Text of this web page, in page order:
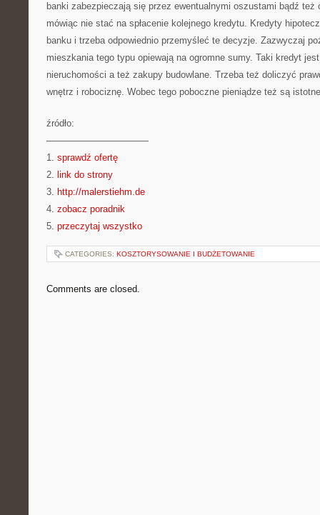
banki zabezpieczają się przez ewentualnymi oszustami bądź
mówiąc nie stać na spłacenie kolejnego kredytu. Kredyty
banku i trzeba odpowiednio przemyśleć te decyzje. Zazwyczaj
mieszkania tego typu opiewają na ogromne sumy. Taki kredyt
nieruchomości a też zakupy budowlane. Trzeba też doliczyć
wnętrz i robociznę. Wobec tego poboczne pieniądze też są
źródło:
———————————
1. sprawdź ofertę
2. link do strony
3. http://malerstiehm.de
4. zobacz poradnik
5. przeczytaj wszystko
CATEGORIES: KOSZTORYSOWANIE I BUDŻETOWANIE
Comments are closed.